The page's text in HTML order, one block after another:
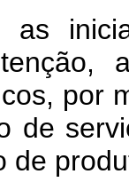
por
de
de